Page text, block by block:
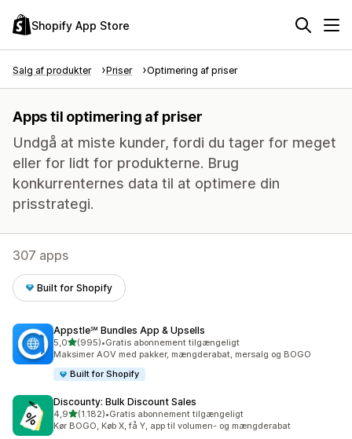
Shopify App Store
Salg af produkter Priser Optimering af priser
Apps til optimering af priser
Undgå at miste kunder, fordi du tager for meget
eller for lidt for produkterne. Brug
konkurrenternes data til at optimere din
prisstrategi.
307 apps
Built for Shopify
Appstle℠ Bundles App & Upsells
5,0ud af 5 stjerner
(995)
995 anmeldelser i alt
•Gratis abonnement tilgængeligt
Maksimer AOV med pakker, mængderabat, mersalg og BOGO
Built for Shopify
Discounty: Bulk Discount Sales
4,9ud af 5 stjerner
(1.182)
1182 anmeldelser i alt
•Gratis abonnement tilgængeligt
Kør BOGO, Køb X, få Y, app til volumen- og mængderabat